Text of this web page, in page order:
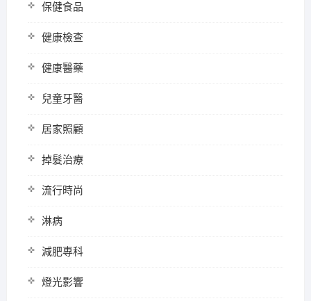
保健食品
健康檢查
健康醫藥
兒童牙醫
居家照顧
掉髮治療
流行時尚
淋病
減肥專科
燈光影響